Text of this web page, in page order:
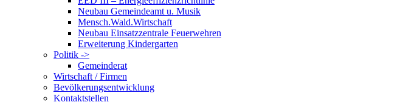
Neubau Gemeindeamt u. Musik
Mensch.Wald.Wirtschaft
Neubau Einsatzzentrale Feuerwehren
Erweiterung Kindergarten
Politik ->
Gemeinderat
Wirtschaft / Firmen
Bevölkerungsentwicklung
Kontaktstellen